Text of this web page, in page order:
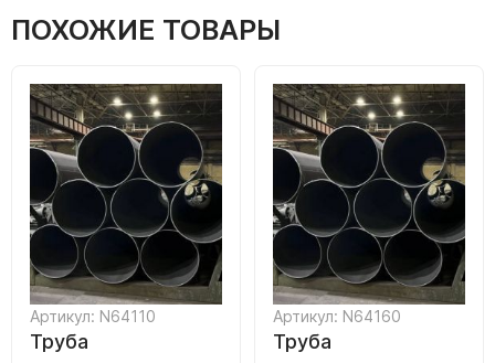
ПОХОЖИЕ ТОВАРЫ
Артикул: N64110
Труба
Артикул: N64160
Труба